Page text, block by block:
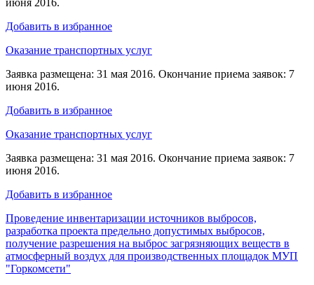
Добавить в избранное
Оказание транспортных услуг
Заявка размещена: 31 мая 2016. Окончание приема заявок: 7
июня 2016.
Добавить в избранное
Оказание транспортных услуг
Заявка размещена: 31 мая 2016. Окончание приема заявок: 7
июня 2016.
Добавить в избранное
Проведение инвентаризации источников выбросов,
разработка проекта предельно допустимых выбросов,
получение разрешения на выброс загрязняющих веществ в
атмосферный воздух для производственных площадок МУП
"Горкомсети"